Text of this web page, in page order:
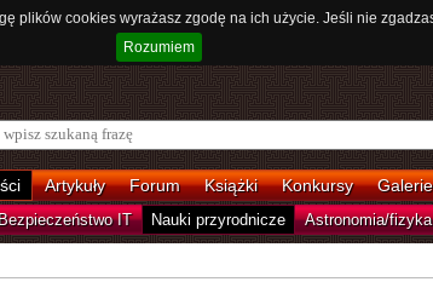
plików cookies wyrażasz zgodę na ich użycie. Jeśli nie
Rozumiem
Artykuły Forum Książki Konkursy Galerie
IT Nauki przyrodnicze Astronomia/fizyka